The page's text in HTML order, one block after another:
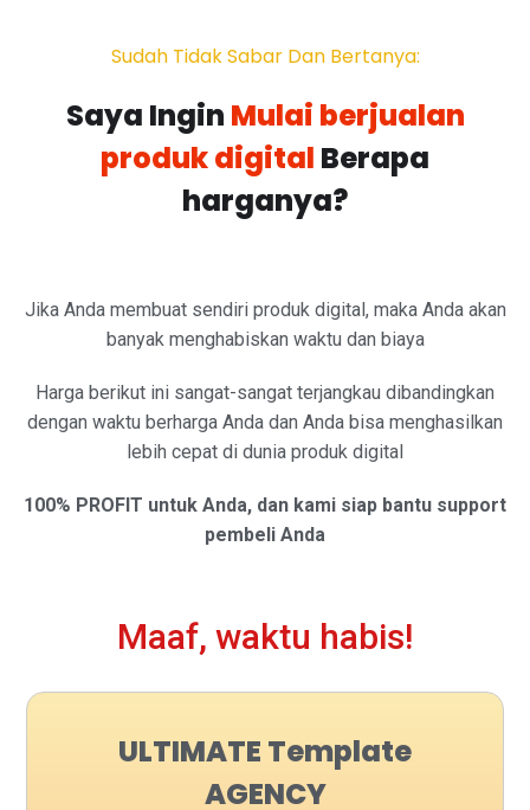
Sudah Tidak Sabar Dan Bertanya:
Saya Ingin Mulai berjualan
produk digital Berapa
harganya?
Jika Anda membuat sendiri produk digital, maka Anda akan
banyak menghabiskan waktu dan biaya
Harga berikut ini sangat-sangat terjangkau dibandingkan
dengan waktu berharga Anda dan Anda bisa menghasilkan
lebih cepat di dunia produk digital
100% PROFIT untuk Anda, dan kami siap bantu support
pembeli Anda
Maaf, waktu habis!
ULTIMATE Template
AGENCY